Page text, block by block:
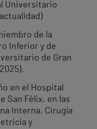
Universitario
de la
Inferior y de
de Gran
en el Hospital
San Félix, en las
Interna, Cirugía
y